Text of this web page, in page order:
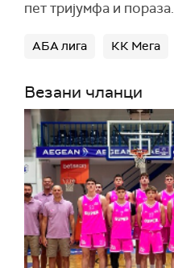
пет тријумфа и пораза.
АБА лига КК Мега
Везани чланци